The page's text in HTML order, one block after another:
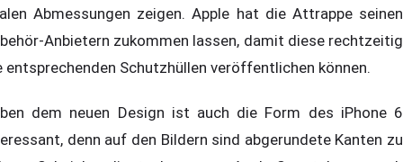
Abmessungen zeigen. Apple hat die Attrappe seinen
Anbietern zukommen lassen, damit diese rechtzeitig
entsprechenden Schutzhüllen veröffentlichen können.
dem neuen Design ist auch die Form des iPhone 6
denn auf den Bildern sind abgerundete Kanten zu